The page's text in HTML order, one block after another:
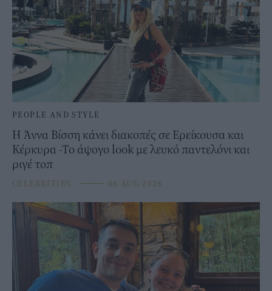
PEOPLE AND STYLE
Η Άννα Βίσση κάνει διακοπές σε Ερείκουσα και
Κέρκυρα -Το άψογο look με λευκό παντελόνι και
ριγέ τοπ
CELEBRITIES ⸻ 06 AUG 2026